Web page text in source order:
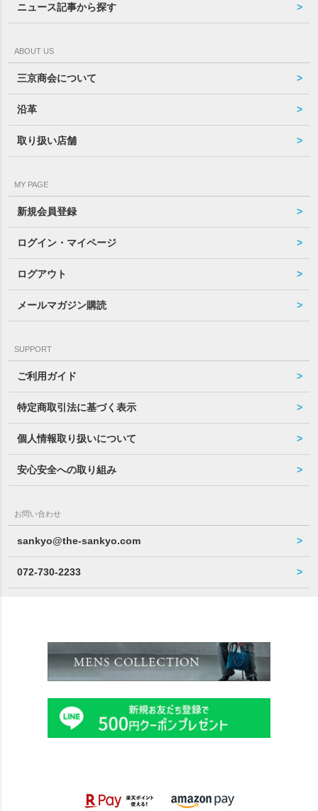
ニュース記事から探す
ABOUT US
三京商会について
沿革
取り扱い店舗
MY PAGE
新規会員登録
ログイン・マイページ
ログアウト
メールマガジン購読
SUPPORT
ご利用ガイド
特定商取引法に基づく表示
個人情報取り扱いについて
安心安全への取り組み
お問い合わせ
sankyo@the-sankyo.com
072-730-2233